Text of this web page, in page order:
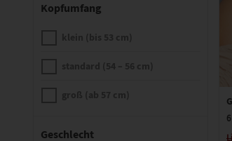
Kopfumfang
Geschlecht